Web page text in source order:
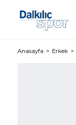
Anasayfa Erkek